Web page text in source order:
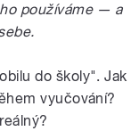
používáme — a
do školy". Jak
vyučování?